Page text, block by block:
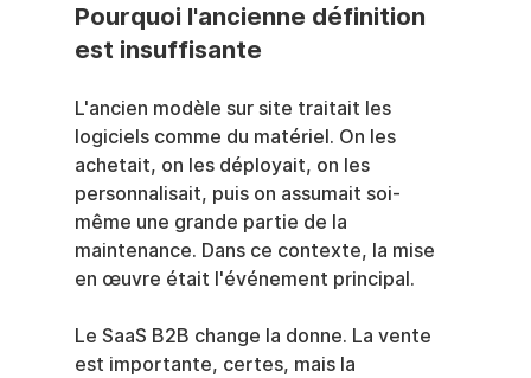
Pourquoi l'ancienne définition
est insuffisante
L'ancien modèle sur site traitait les
logiciels comme du matériel. On les
achetait, on les déployait, on les
personnalisait, puis on assumait soi-
même une grande partie de la
maintenance. Dans ce contexte, la mise
en œuvre était l'événement principal.
Le SaaS B2B change la donne. La vente
est importante, certes, mais la